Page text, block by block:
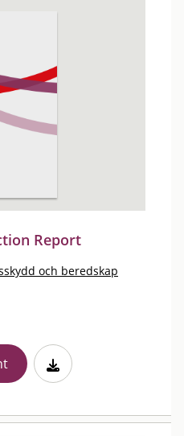
Report
och beredskap